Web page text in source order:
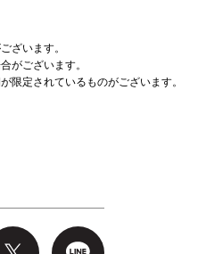
ざいます。
がございます。
限定されているものがございます。